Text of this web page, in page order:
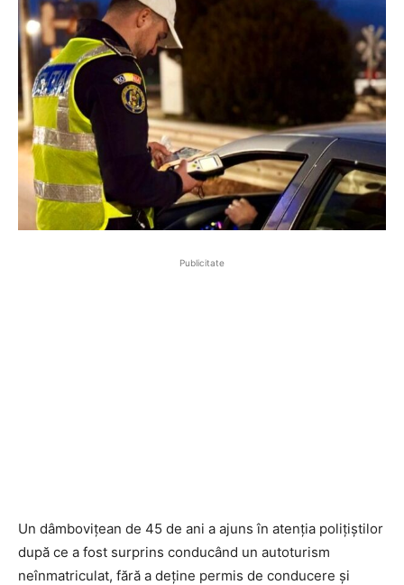
Publicitate
Un dâmbovițean de 45 de ani a ajuns în atenția polițiștilor
după ce a fost surprins conducând un autoturism
neînmatriculat, fără a deține permis de conducere și